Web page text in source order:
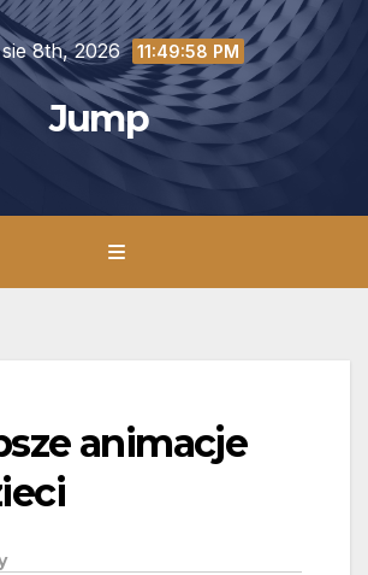
sie 8th, 2026 11:49:59 PM
Jump
animacje